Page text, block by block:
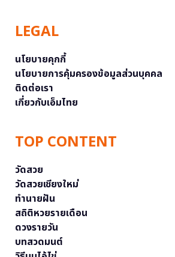
LEGAL
นโยบายคุกกี้
นโยบายการคุ้มครองข้อมูลส่วนบุคคล
ติดต่อเรา
เกี่ยวกับเอ็มไทย
TOP CONTENT
วัดสวย
วัดสวยเชียงใหม่
ทำนายฝัน
สถิติหวยรายเดือน
ดวงรายวัน
บทสวดมนต์